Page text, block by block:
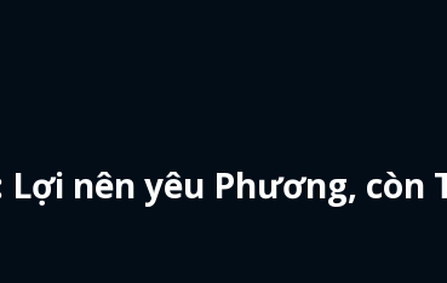
Lợi nên yêu Phương, còn